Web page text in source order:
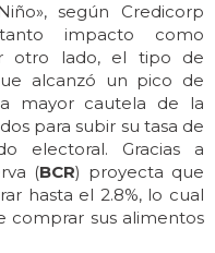
según Credicorp
impacto como
otro lado, el tipo de
alcanzó un pico de
mayor cautela de la
para subir su tasa de
electoral. Gracias a
(BCR) proyecta que
hasta el 2.8%, lo cual
comprar sus alimentos